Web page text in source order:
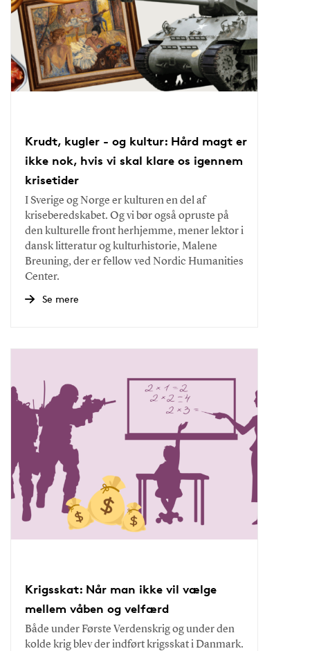
Krudt, kugler - og kultur: Hård magt er
ikke nok, hvis vi skal klare os igennem
krisetider
I Sverige og Norge er kulturen en del af
kriseberedskabet. Og vi bør også opruste på
den kulturelle front herhjemme, mener lektor i
dansk litteratur og kulturhistorie, Malene
Breuning, der er fellow ved Nordic Humanities
Center.
Se mere
Krigsskat: Når man ikke vil vælge
mellem våben og velfærd
Både under Første Verdenskrig og under den
kolde krig blev der indført krigsskat i Danmark.